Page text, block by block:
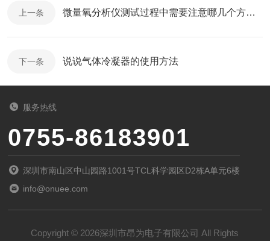
上一条 微量氧分析仪测试过程中需要注意哪几个方面？
下一条 说说气体冷凝器的使用方法
服务热线
0755-86183901
深圳市南山区中山园路1001号TCL科学园区D2栋A单元6楼
info@onuee.com
Copyright © 2026深圳市昂为电子有限公司 All Rights